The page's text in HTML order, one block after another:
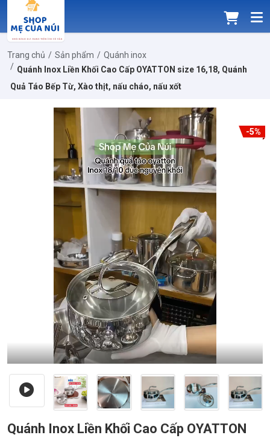
Trang chủ Sản phẩm
Quánh inox
Quánh Inox Liền Khối Cao Cấp OYATTON size 16,18, Quánh
Quả Táo Bếp Từ, Xào thịt, nấu cháo, nấu xốt
-5%
Quánh Inox Liền Khối Cao Cấp OYATTON